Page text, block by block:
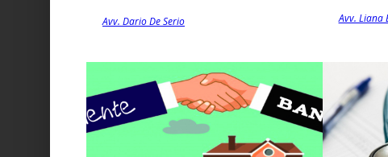
Avv. Dario De Serio Avv. Liana